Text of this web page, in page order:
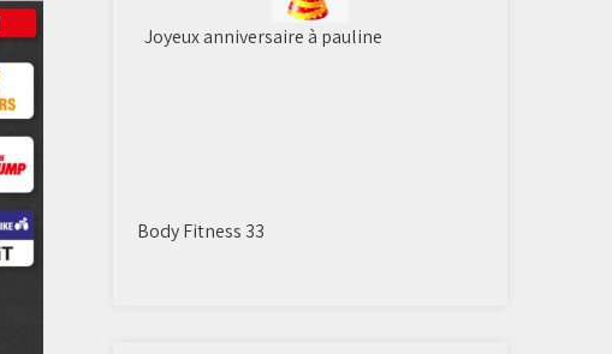
Joyeux anniversaire à pauline
Body Fitness 33